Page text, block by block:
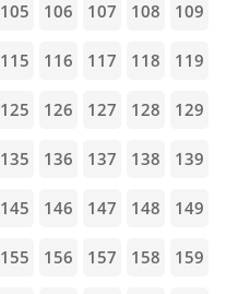
105 106 107 108 109
115 116 117 118 119
125 126 127 128 129
135 136 137 138 139
145 146 147 148 149
155 156 157 158 159